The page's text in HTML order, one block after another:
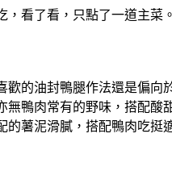
看了看，只點了一道主
的油封鴨腿作法還是偏
鴨肉常有的野味，搭配
薯泥滑膩，搭配鴨肉吃挺